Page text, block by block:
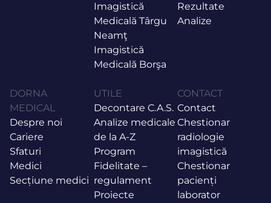
Imagistică
Medicală Târgu
Neamţ
Imagistică
Medicală Borşa
Rezultate
Analize
DORNA
MEDICAL
Despre noi
Cariere
Sfaturi
Medici
Secțiune medici
UTILE
Decontare C.A.S.
Analize medicale
de la A-Z
Program
Fidelitate –
regulament
Proiecte
CONTACT
Contact
Chestionar
radiologie
imagistică
Chestionar
pacienți
laborator